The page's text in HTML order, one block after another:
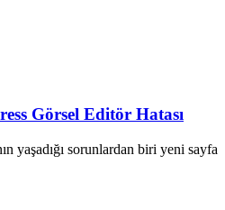
Görsel Editör Hatası
yaşadığı sorunlardan biri yeni sayfa